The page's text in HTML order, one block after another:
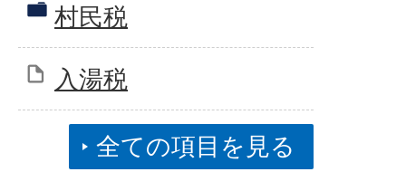
村民税
入湯税
全ての項目を見る